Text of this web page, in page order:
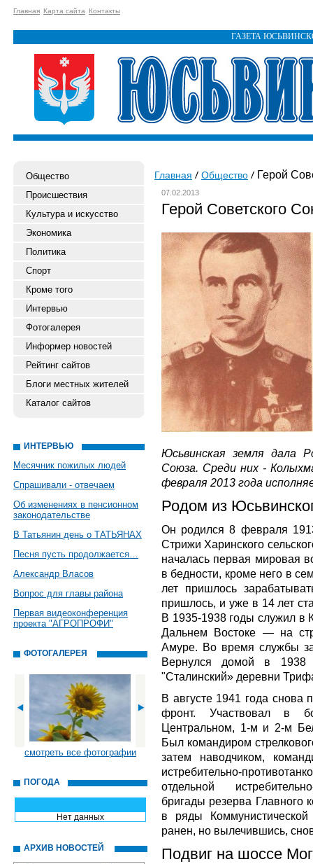
Главная Карта сайта Контакты
ГАЗЕТА
Общество
Происшествия
Культура и искусство
Экономика
Политика
Спорт
Кроме того
Интервью
Фотогалерея
Информер новостей
Рейтинг сайтов
Блоги местных жителей
Каталог сайтов
ИНТЕРВЬЮ
Месячник пожилых людей
Спрашивали - отвечаем
Об изменениях в пенсионном
законодательстве
В Татьянин день о ТАТЬЯНАХ
Песня пусть продолжается…
Александр Власов
Вопрос для главы района
Первая видеоконференция
проекта "АГРОПРОФИ"
ФОТОГАЛЕРЕЯ
смотреть все фотографии
ПОГОДА
Нет данных
АРХИВ НОВОСТЕЙ
Главная Общество Герой
07.02.2013
Герой Советского
Юсьвинская земля дала
Союза. Среди них -
февраля 2013 года
Родом из
Он родился 8 февраля
Стрижи Харинского
началась первая мировая
в бедности, кроме него в
лет пришлось
пришлось, и уже в 14 лет
В 1935-1938 годы служил в
Дальнем Востоке — на
Амуре. Во время службы
Вернулся домой в 1938
"Сталинский» деревни
В августе 1941 года
фронт. Участвовал в
Центральном, 1-м и 2-м
Был командиром
затем наводчиком,
истребительно-
отдельной
бригады резерва
в ряды
ранен, но вылечившись,
Подвиг на шоссе